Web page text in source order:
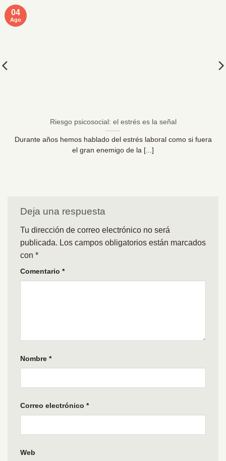
Riesgo psicosocial: el estrés es la señal
Durante años hemos hablado del estrés laboral como si fuera
el gran enemigo de la [...]
04
Ago
Deja una respuesta
Tu dirección de correo electrónico no será
publicada. Los campos obligatorios están marcados
con *
Comentario *
Nombre *
Correo electrónico *
Web